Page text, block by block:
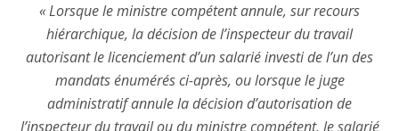
« Lorsque le ministre compétent annule, sur recours
hiérarchique, la décision de l’inspecteur du travail
autorisant le licenciement d’un salarié investi de l’un des
mandats énumérés ci-après, ou lorsque le juge
administratif annule la décision d’autorisation de
l’inspecteur du travail ou du ministre compétent, le salarié